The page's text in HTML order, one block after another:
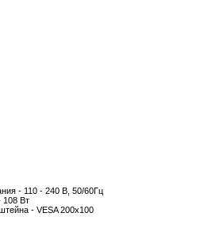
- 110 - 240 В, 50/60Гц
108 Вт
- VESA 200x100